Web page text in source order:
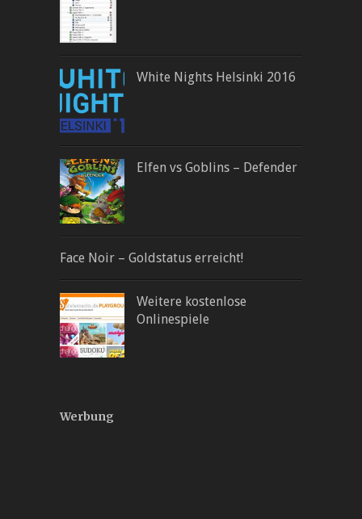
White Nights Helsinki 2016
Elfen vs Goblins – Defender
Face Noir – Goldstatus erreicht!
Weitere kostenlose
Onlinespiele
Werbung